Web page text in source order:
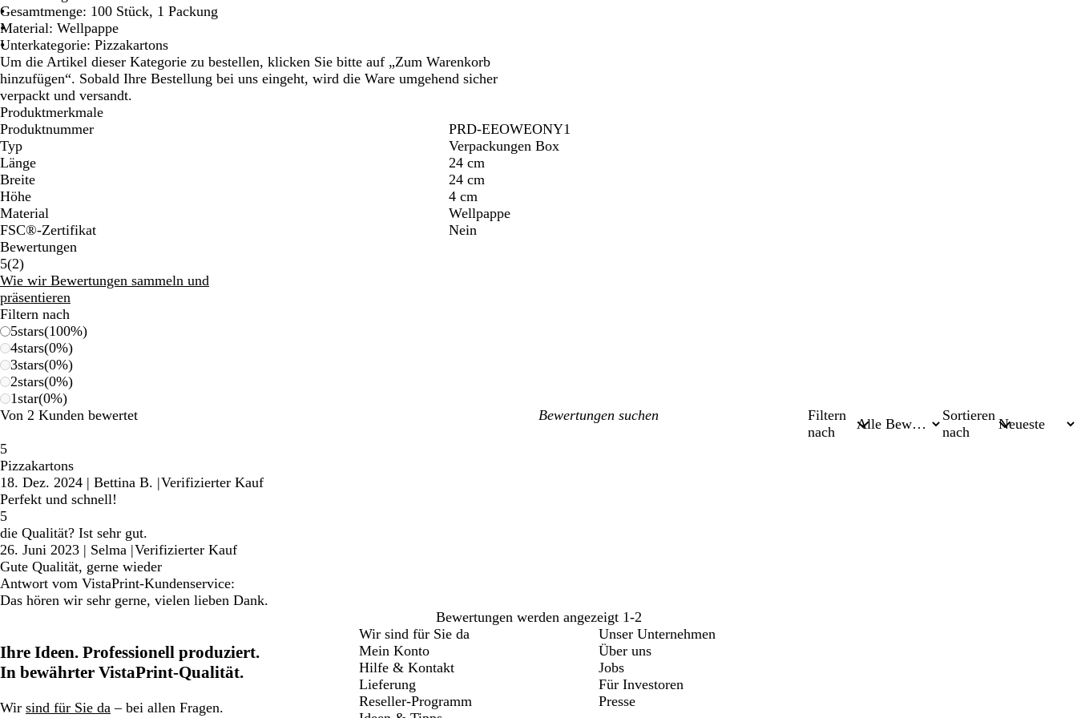
Gesamtmenge: 100 Stück, 1 Packung
Material: Wellpappe
Unterkategorie: Pizzakartons
Um die Artikel dieser Kategorie zu bestellen, klicken Sie bitte auf „Zum Warenkorb
hinzufügen“. Sobald Ihre Bestellung bei uns eingeht, wird die Ware umgehend sicher
verpackt und versandt.
Produktmerkmale
Produktnummer
PRD-EEOWEONY1
Typ
Verpackungen Box
Länge
24 cm
Breite
24 cm
Höhe
4 cm
Material
Wellpappe
FSC®-Zertifikat
Nein
Bewertungen
5(22
Bewertungen
)
Wie wir Bewertungen sammeln und
präsentieren
Filtern nach
5stars(100%)
4stars(0%)
3stars(0%)
2stars(0%)
1star(0%)
Von 2 Kunden bewertet
Meine
Filtern
nach
Sortieren
nach
5
Pizzakartons
18. Dez. 2024 | Bettina B. |Verifizierter Kauf
Perfekt und schnell!
5
die Qualität? Ist sehr gut.
26. Juni 2023 | Selma |Verifizierter Kauf
Gute Qualität, gerne wieder
Antwort vom VistaPrint-Kundenservice:
Das hören wir sehr gerne, vielen lieben Dank.
Bewertungen werden angezeigt 1-2
Ihre Ideen. Professionell produziert.
In bewährter VistaPrint-Qualität.
Wir sind für Sie da – bei allen Fragen.
Wir sind für Sie da
Mein Konto
Hilfe & Kontakt
Lieferung
Reseller-Programm
Unser Unternehmen
Über uns
Jobs
Für Investoren
Presse